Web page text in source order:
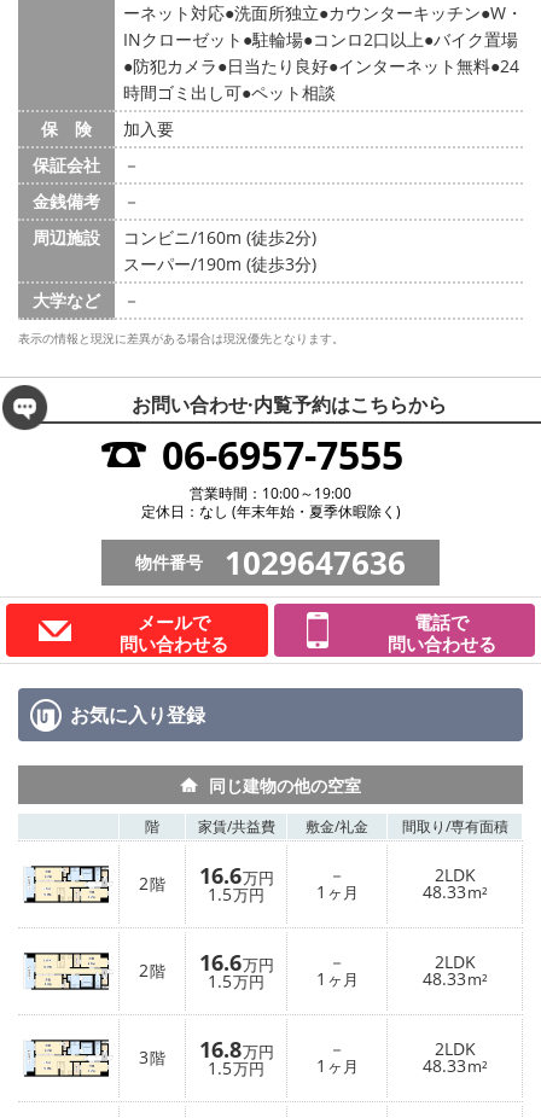
ーネット対応 洗面所独立 カウンターキッチン W・
INクローゼット 駐輪場 コンロ2口以上 バイク置場
防犯カメラ
日当たり良好 インターネット無料 24
時間ゴミ出し可 ペット相談
保 険
加入要
保証会社
－
金銭備考
－
周辺施設
コンビニ/160m (徒歩2分)
スーパー/190m (徒歩3分)
大学など
－
表示の情報と現況に差異がある場合は現況優先となります。
お問い合わせ·内覧予約はこちらから
06-6957-7555
営業時間：10:00～19:00
定休日：なし (年末年始・夏季休暇除く)
物件番号 1029647636
メールで
問い合わせる
電話で
問い合わせる
お気に入り登録
同じ建物の他の空室
階 家賃/共益費 敷金/礼金 間取り/専有面積
2階 16.6万円
1.5万円
－
1 ヶ月
2LDK
48.33m²
2階 16.6万円
1.5万円
－
1 ヶ月
2LDK
48.33m²
3階 16.8万円
1.5万円
－
1 ヶ月
2LDK
48.33m²